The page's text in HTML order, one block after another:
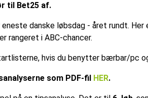
til Bet25 af.
danske løbsdag - året rundt.
rangeret i ABC-chancer.
hvis du benytter bærbar/pc
som PDF-fil HER.